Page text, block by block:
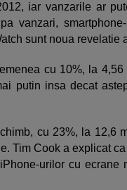
iar vanzarile ar
vanzari,
sunt noua revelatie
cu 10%, la
putin insa decat
cu 23%, la 12,6
Tim Cook a explicat
urilor cu ecrane